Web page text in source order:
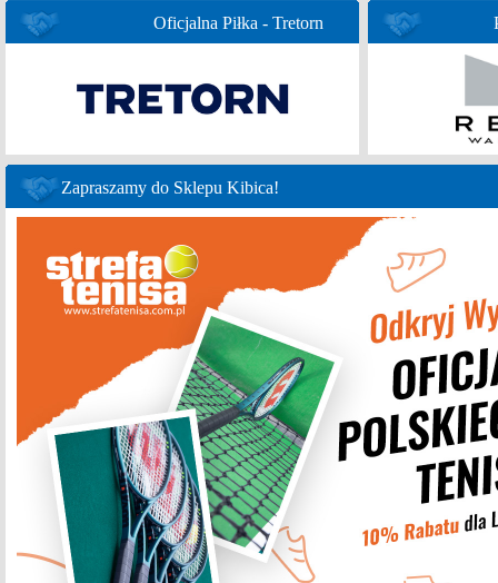
Oficjalna Piłka - Tretorn
Zapraszamy do Sklepu Kibica!